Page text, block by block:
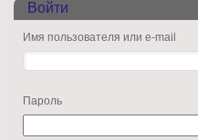
Войти
Имя пользователя или e-mail
Пароль